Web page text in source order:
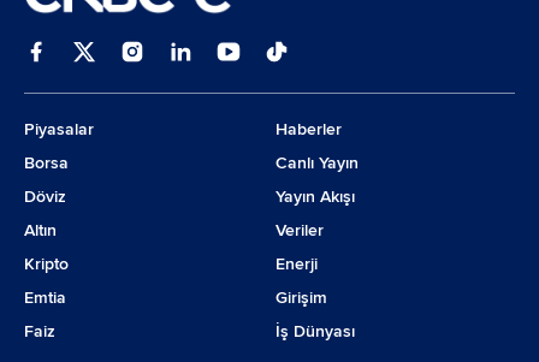
Piyasalar
Borsa
Döviz
Altın
Kripto
Emtia
Faiz
Haberler
Canlı Yayın
Yayın Akışı
Veriler
Enerji
Girişim
İş Dünyası